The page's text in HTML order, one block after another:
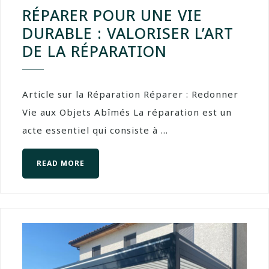
RÉPARER POUR UNE VIE
DURABLE : VALORISER L’ART
DE LA RÉPARATION
Article sur la Réparation Réparer : Redonner
Vie aux Objets Abîmés La réparation est un
acte essentiel qui consiste à ...
READ MORE